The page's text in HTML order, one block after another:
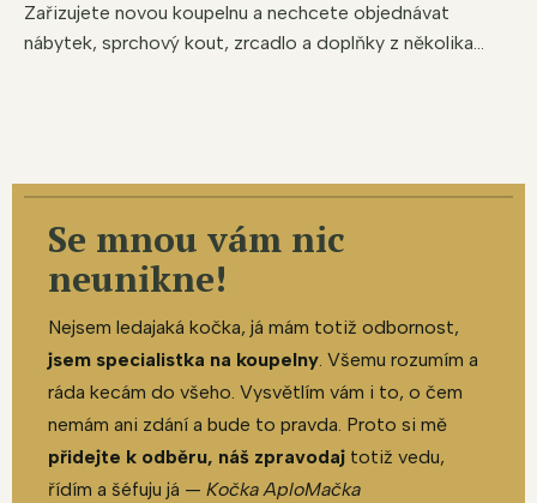
Zařizujete novou koupelnu a nechcete objednávat
nábytek, sprchový kout, zrcadlo a doplňky z několika...
Se mnou vám nic
neunikne!
Nejsem ledajaká kočka, já mám totiž odbornost,
jsem specialistka na koupelny. Všemu rozumím a
ráda kecám do všeho. Vysvětlím vám i to, o čem
nemám ani zdání a bude to pravda. Proto si mě
přidejte k odběru, náš zpravodaj totiž vedu,
řídím a šéfuju já — Kočka AploMačka